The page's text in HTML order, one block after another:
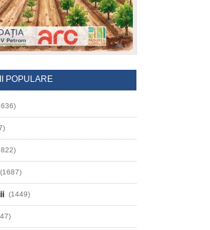
POPULARE
(1687)
(1449)